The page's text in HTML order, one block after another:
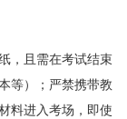
且需在考试结束
等）；严禁携带教
料进入考场，即使